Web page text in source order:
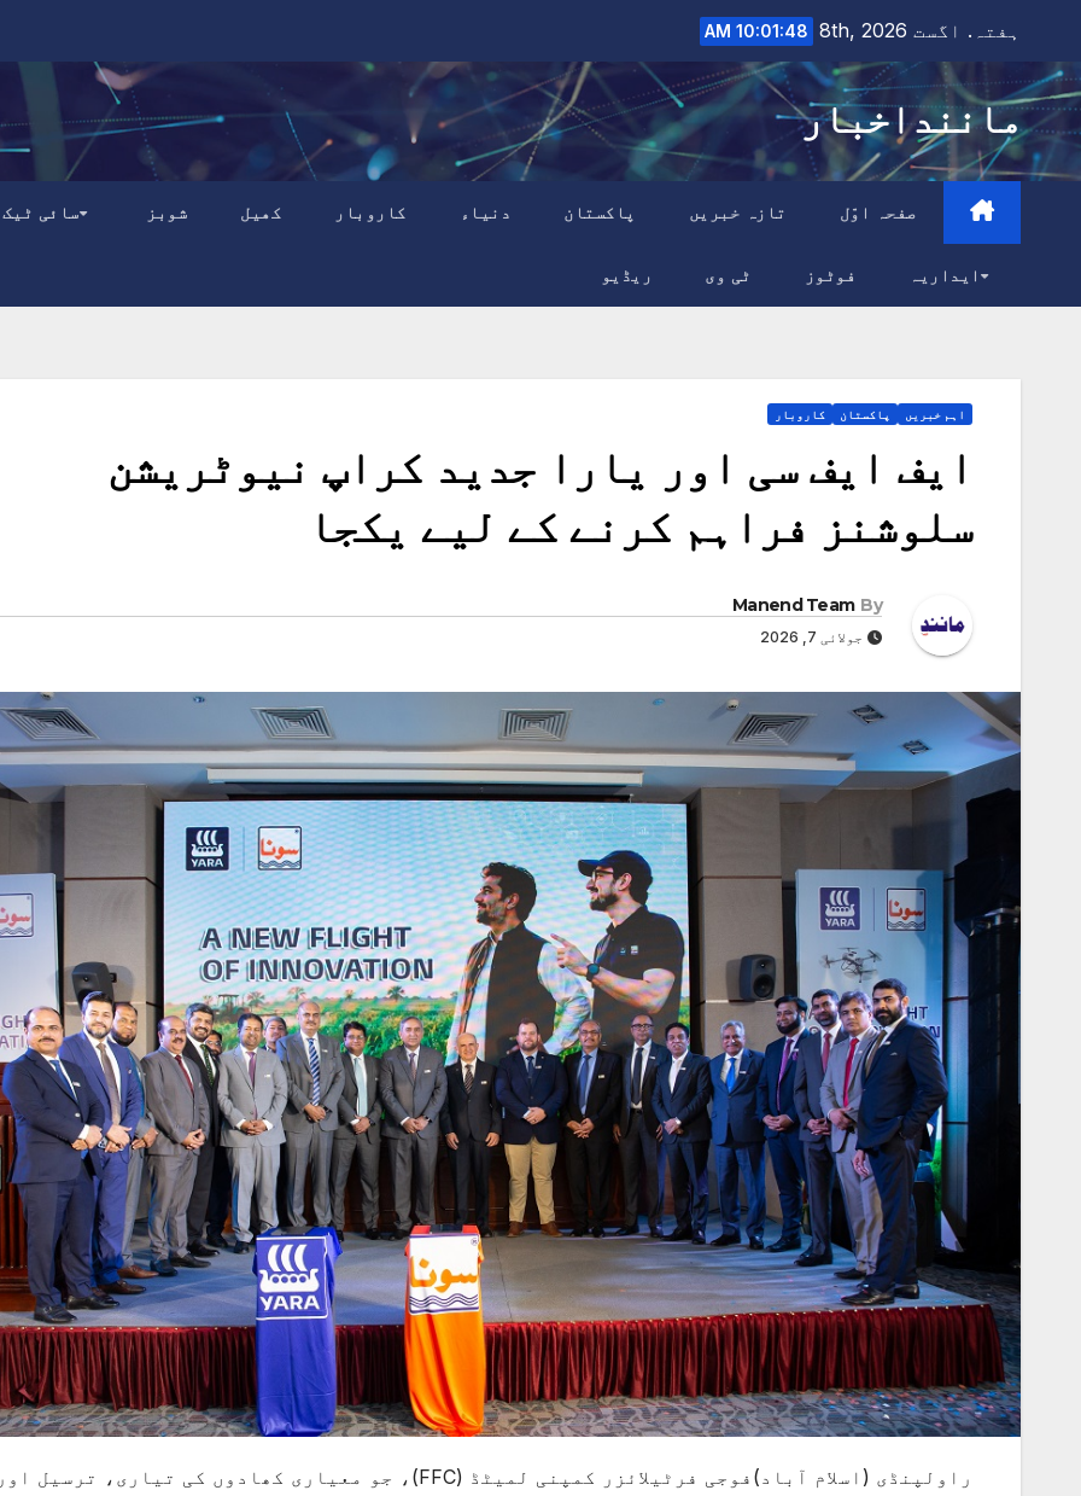
content
ہفتہ. اگست 8th, 2026 10:01:50 AM
ماننداخبار
صفحہ اوّل تازہ خبریں پاکستان دنیاء کاروبار کھیل شوبز سائی ٹیک
ایداریہ فوٹوز ٹی وی ریڈیو
اہم خبریں پاکستان کاروبار
ایف ایف سی اور یارا جدید کراپ نیوٹریشن
سلوشنز فراہم کرنے کے لیے یکجا
By
Manend Team
جولائی 7, 2026
راولپنڈی (اسلام آباد)فوجی فرٹیلائزر کمپنی لمیٹڈ (FFC)، جو معیاری کھادوں کی تیاری، ترسیل اور